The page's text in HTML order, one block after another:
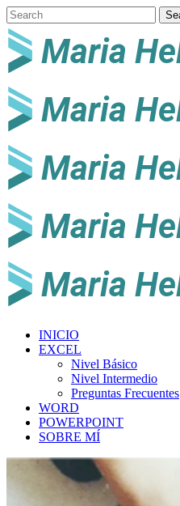
INICIO
EXCEL
Nivel Básico
Nivel Intermedio
Preguntas Frecuentes
WORD
POWERPOINT
SOBRE MÍ